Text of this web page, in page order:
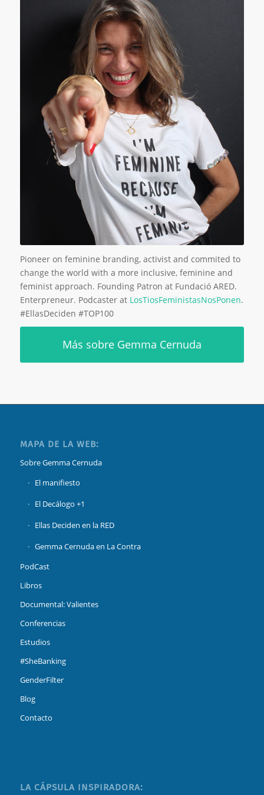
Pioneer on feminine branding, activist and commited to
change the world with a more inclusive, feminine and
feminist approach. Founding Patron at Fundació ARED.
Enterpreneur. Podcaster at LosTiosFeministasNosPonen.
#EllasDeciden #TOP100
Más sobre Gemma Cernuda
MAPA DE LA WEB:
Sobre Gemma Cernuda
El manifiesto
El Decálogo +1
Ellas Deciden en la RED
Gemma Cernuda en La Contra
PodCast
Libros
Documental: Valientes
Conferencias
Estudios
#SheBanking
GenderFilter
Blog
Contacto
LA CÁPSULA INSPIRADORA: